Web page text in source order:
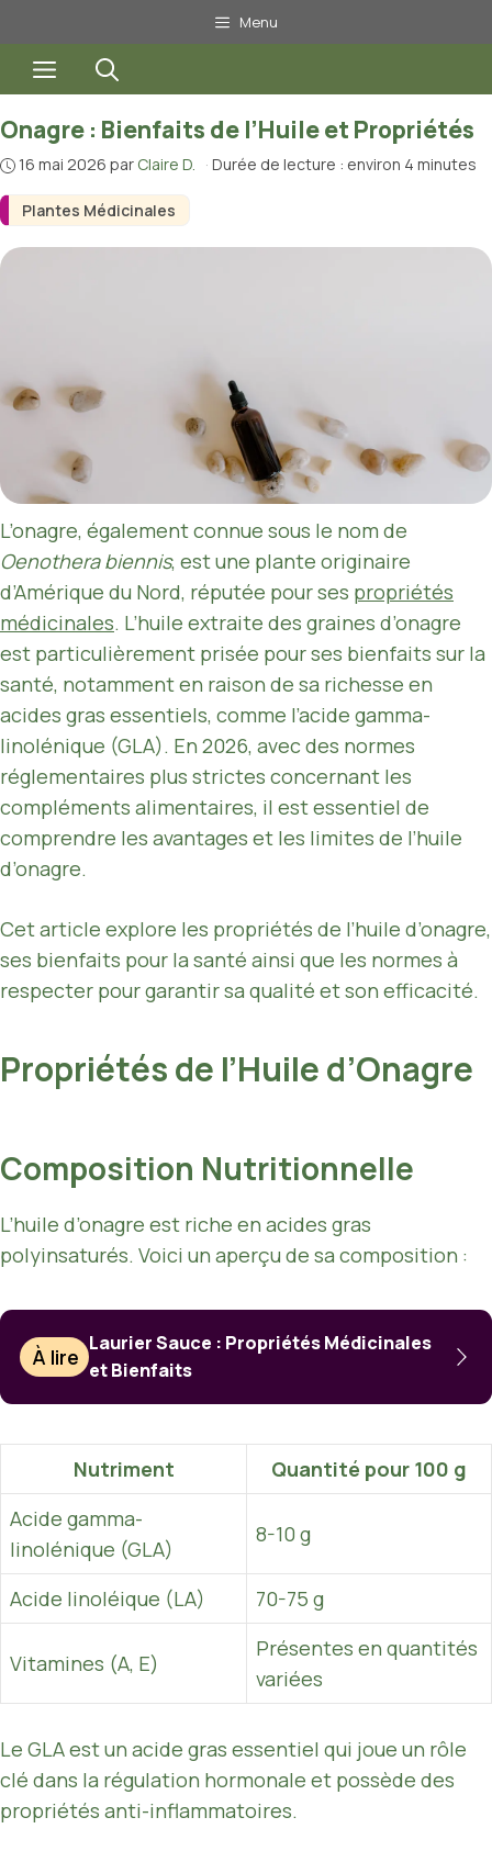
au
contenu
Menu
Menu
Plantes Médicinales
Onagre : Bienfaits de l’Huile et Propriétés
16 mai 2026 par Claire D. · Durée de lecture : environ 4 minutes
L’onagre, également connue sous le nom de
Oenothera biennis, est une plante originaire
d’Amérique du Nord, réputée pour ses propriétés
médicinales. L’huile extraite des graines d’onagre
est particulièrement prisée pour ses bienfaits sur la
santé, notamment en raison de sa richesse en
acides gras essentiels, comme l’acide gamma-
linolénique (GLA). En 2026, avec des normes
réglementaires plus strictes concernant les
compléments alimentaires, il est essentiel de
comprendre les avantages et les limites de l’huile
d’onagre.
Cet article explore les propriétés de l’huile d’onagre,
ses bienfaits pour la santé ainsi que les normes à
respecter pour garantir sa qualité et son efficacité.
Propriétés de l’Huile d’Onagre
Composition Nutritionnelle
L’huile d’onagre est riche en acides gras
polyinsaturés. Voici un aperçu de sa composition :
À lire
Laurier Sauce : Propriétés Médicinales
et Bienfaits
Nutriment
Quantité pour 100 g
Acide gamma-
linolénique (GLA)
8-10 g
Acide linoléique (LA) 70-75 g
Vitamines (A, E)
Présentes en quantités
variées
Le GLA est un acide gras essentiel qui joue un rôle
clé dans la régulation hormonale et possède des
propriétés anti-inflammatoires.